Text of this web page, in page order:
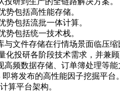
势包括高性能存储。
势包括流批一体计算。
势包括统一技术栈。
文件存储在行情场景面临压缩
化投研各阶段技术需求，并兼顾
频数据存储、订单簿处理等能
将发布的高性能因子挖掘平台。
算平台架构。